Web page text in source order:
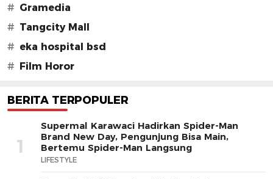
# Gramedia
# Tangcity Mall
# eka hospital bsd
#
Film Horor
BERITA TERPOPULER
1
Supermal Karawaci Hadirkan Spider-Man
Brand New Day, Pengunjung Bisa Main,
Bertemu Spider-Man Langsung
LIFESTYLE